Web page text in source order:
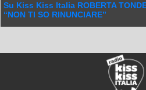
Su Kiss Kiss Italia ROBERTA
“NON TI SO RINUNCIARE”